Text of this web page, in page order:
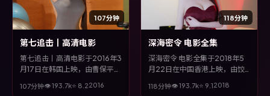
107分钟
第七追击丨高清电影
第七追击丨高清电影于2016年3
月17日在韩国上映，由曹保平执
沈腾等主演。全片以惊悚类型为
107分钟👁193.7k⭐ 8.22016
118分钟
深海密令 电影全集
深海密令 电影全集于2018年5
月22日在中国香港上映，由饺
丹、廖凡等主演。全片以科幻类
118分钟👁193.7k⭐ 9.12018